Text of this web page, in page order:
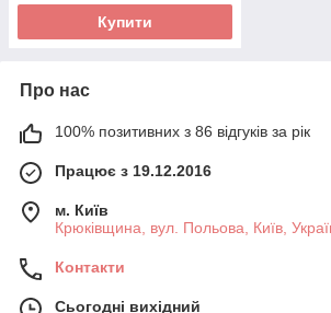
Купити
Про нас
100% позитивних з 86 відгуків за рік
Працює з 19.12.2016
м. Київ
Крюківщина, вул. Польова, Київ,
Контакти
Сьогодні вихідний